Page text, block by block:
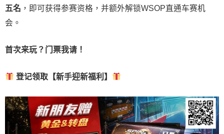
五名 ，即可获得参赛资格，并额外解锁WSOP直通车赛机
会。
首次来玩？门票我请！
登记领取【新手迎新福利】